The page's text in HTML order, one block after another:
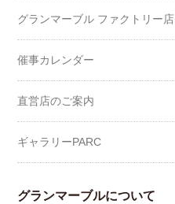
グランマーブル ファクトリー店
催事カレンダー
直営店のご案内
ギャラリーPARC
グランマーブルについて